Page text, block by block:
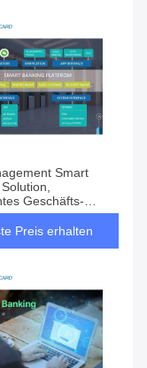
Smart
Geschäfts-
für Aussagen-
Preis erhalten